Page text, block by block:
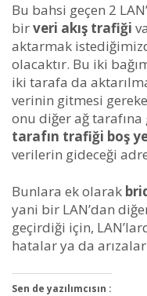
Bu bahsi geçen 2
birveri akış trafiği
aktarmak
olacaktır. Bu iki
iki tarafa da
verinin gitmesi
onu diğer ağ tarafına
tarafın trafiği boş
verilerin gideceği
Bunlara ek olarak
yani bir LAN’dan
geçirdiği için,
hatalar ya da arızalar
Sen de yazılımcısın :